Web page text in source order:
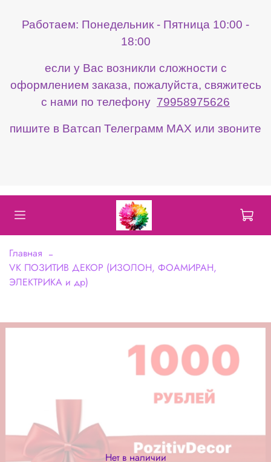
Работаем: Понедельник - Пятница 10:00 -
18:00
если у Вас возникли сложности с
оформлением заказа, пожалуйста, свяжитесь
с нами по телефону 79958975626
пишите в Ватсап Телеграмм МАХ или звоните
Главная
VK ПОЗИТИВ ДЕКОР (ИЗОЛОН, ФОАМИРАН,
ЭЛЕКТРИКА и др)
Нет в наличии